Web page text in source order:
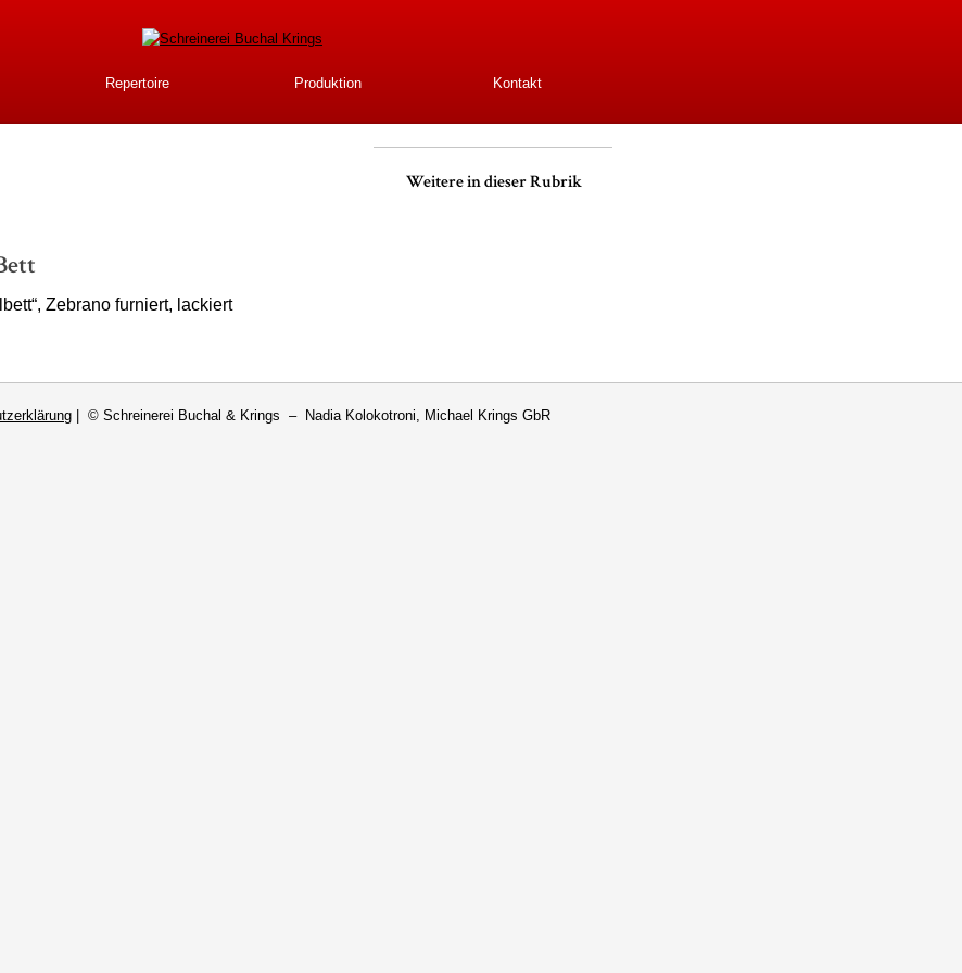
zum
Buchal Krings
Repertoire Produktion Kontakt
Zebrano furniert, lackiert
Weitere in dieser Rubrik
| © Schreinerei Buchal & Krings – Nadia Kolokotroni, Michael Krings GbR